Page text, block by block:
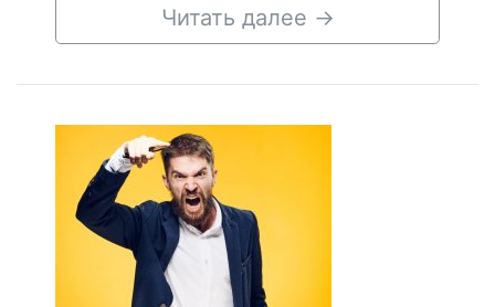
Читать далее →